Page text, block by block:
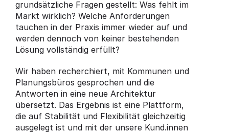
grundsätzliche Fragen gestellt: Was fehlt im
Markt wirklich? Welche Anforderungen
tauchen in der Praxis immer wieder auf und
werden dennoch von keiner bestehenden
Lösung vollständig erfüllt?
Wir haben recherchiert, mit Kommunen und
Planungsbüros gesprochen und die
Antworten in eine neue Architektur
übersetzt. Das Ergebnis ist eine Plattform,
die auf Stabilität und Flexibilität gleichzeitig
ausgelegt ist und mit der unsere Kund.innen